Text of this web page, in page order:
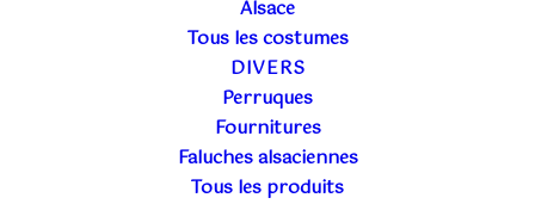
Alsace
Tous les costumes
DIVERS
Perruques
Fournitures
Faluches alsaciennes
Tous les produits
CARNAVAL DE VERDUN